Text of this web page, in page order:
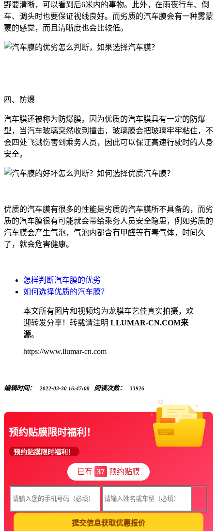
野要清晰，可以看到后6米内的事物。此外，在雨夜行车、倒
车、调头时也要保证视线良好。而劣质的汽车膜会有一种雾蒙
蒙的感觉，而且清晰度也会比较低。
四、防爆
汽车膜还被称为防爆膜。因为优质的汽车膜具有一定的防爆
型，当汽车玻璃突然收到撞击，玻璃膜会把玻璃牢牢粘住，不
会四处飞溅伤害到乘务人员，因此可以保证高速行驶时的人身
安全。
优质的汽车膜有很多的性能是劣质的汽车膜所不具备的，而劣
质的汽车膜很有可能就会带给乘务人员安全隐患，例如劣质的
汽车膜会产生气泡，气泡内都含有甲醛等有毒气体，时间久
了，就会危害健康。
怎样判断汽车膜的优劣
如何选择优质的汽车膜？
本文所有图片和视频均为龙膜车艺佳真实拍摄，欢
迎转发分享！转载请注明 LLUMAR-CN.COM来
源。
https://www.llumar-cn.com
编辑时间： 2022-03-30 16:47:08 阅读次数： 33926
预约贴膜限时福利！
预约贴膜限时福利！
已有 37 预约贴膜
提交信息获取优惠报价